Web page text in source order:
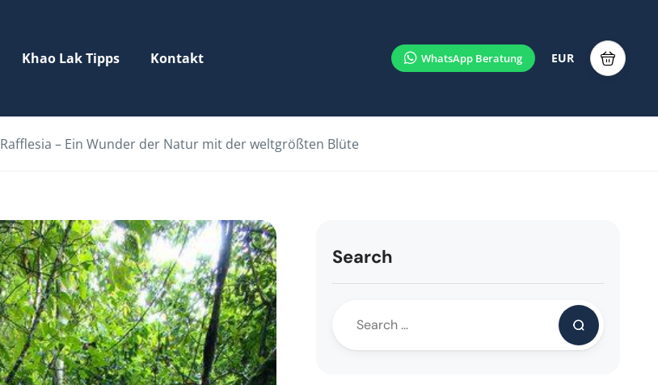
Khao Lak Tipps Kontakt EUR
Rafflesia – Ein Wunder der Natur mit der weltgrößten Blüte
Search